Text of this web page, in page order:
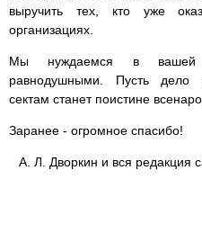
выручить тех, кто уже
организациях.
Мы нуждаемся в вашей
равнодушными. Пусть дело
сектам станет поистине
Заранее - огромное спасибо!
А. Л. Дворкин и вся редакция